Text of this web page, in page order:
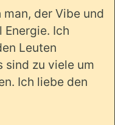
man, der Vibe und
Energie. Ich
Leuten
sind zu viele um
Ich liebe den